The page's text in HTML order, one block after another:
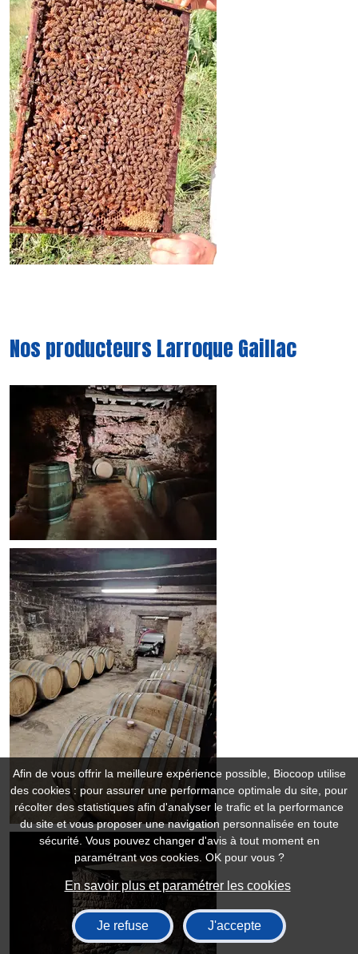
Afin de vous offrir la meilleure expérience possible, Biocoop utilise
des cookies : pour assurer une performance optimale du site, pour
récolter des statistiques afin d'analyser le trafic et la performance
du site et vous proposer une navigation personnalisée en toute
sécurité. Vous pouvez changer d'avis à tout moment en
paramétrant vos cookies. OK pour vous ?
En savoir plus et paramétrer les cookies
Je refuse J'accepte
Nos producteurs Larroque Gaillac